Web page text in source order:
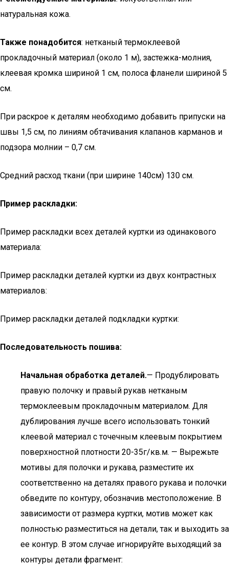
натуральная кожа.
Также понадобится: нетканый термоклеевой
прокладочный материал (около 1 м), застежка-молния,
клеевая кромка шириной 1 см, полоса фланели шириной 5
см.
При раскрое к деталям необходимо добавить припуски на
швы 1,5 см, по линиям обтачивания клапанов карманов и
подзора молнии – 0,7 см.
Средний расход ткани (при ширине 140см) 130 см.
Пример раскладки:
Пример раскладки всех деталей куртки из одинакового
материала:
Пример раскладки деталей куртки из двух контрастных
материалов:
Пример раскладки деталей подкладки куртки:
Последовательность пошива:
Начальная обработка деталей.— Продублировать
правую полочку и правый рукав нетканым
термоклеевым прокладочным материалом. Для
дублирования лучше всего использовать тонкий
клеевой материал с точечным клеевым покрытием
поверхностной плотности 20-35г/кв.м. — Вырежьте
мотивы для полочки и рукава, разместите их
соответственно на деталях правого рукава и полочки
обведите по контуру, обозначив местоположение. В
зависимости от размера куртки, мотив может как
полностью разместиться на детали, так и выходить за
ее контур. В этом случае игнорируйте выходящий за
контуры детали фрагмент: